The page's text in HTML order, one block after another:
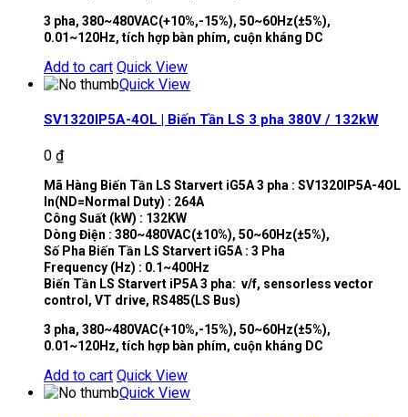
3 pha, 380~480VAC(+10%,-15%), 50~60Hz(±5%),
0.01~120Hz, tích hợp bàn phím, cuộn kháng DC
Add to cart Quick View
Quick View
SV1320IP5A-4OL | Biến Tần LS 3 pha 380V / 132kW
0 ₫
Mã Hàng Biến Tần LS Starvert iG5A 3 pha : SV1320IP5A-4OL
In(ND=Normal Duty) : 264A
Công Suất (kW) : 132KW
Dòng Điện : 380~480VAC(±10%), 50~60Hz(±5%),
Số Pha Biến Tần LS Starvert iG5A : 3 Pha
Frequency (Hz) : 0.1~400Hz
Biến Tần LS Starvert iP5A 3 pha: v/f, sensorless vector
control, VT drive, RS485(LS Bus)
3 pha, 380~480VAC(+10%,-15%), 50~60Hz(±5%),
0.01~120Hz, tích hợp bàn phím, cuộn kháng DC
Add to cart Quick View
Quick View